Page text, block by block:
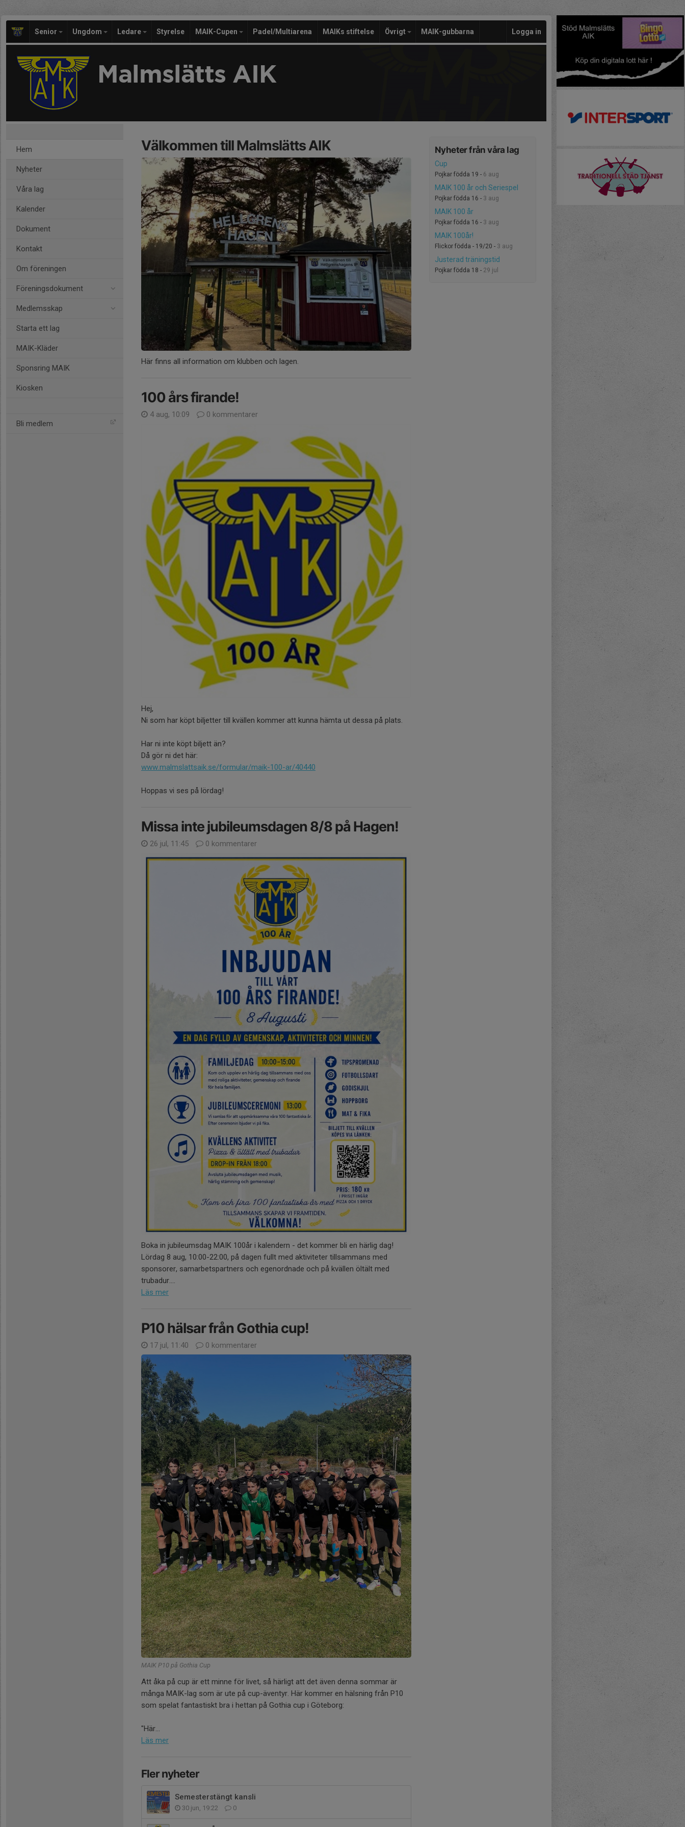
Senior Ungdom Ledare Styrelse MAIK-Cupen Padel/Multiarena MAIKs stiftelse Övrigt MAIK-gubbarna Logga in
Malmslätts AIK
Hem
Nyheter
Våra lag
Kalender
Dokument
Kontakt
Om föreningen
Föreningsdokument
Medlemsskap
Starta ett lag
MAIK-Kläder
Sponsring MAIK
Kiosken
Bli medlem
Nyheter från våra lag
Cup
Pojkar födda 19 - 6 aug
MAIK 100 år och Seriespel
Pojkar födda 16 - 3 aug
MAIK 100 år
Pojkar födda 16 - 3 aug
MAIK 100år!
Flickor födda - 19/20 - 3 aug
Justerad träningstid
Pojkar födda 18 - 29 jul
Välkommen till Malmslätts AIK
Här finns all information om klubben och lagen.
100 års firande!
4 aug, 10:09 0 kommentarer
Hej,
Ni som har köpt biljetter till kvällen kommer att kunna hämta ut dessa på plats.
Har ni inte köpt biljett än?
Då gör ni det här:
www.malmslattsaik.se/formular/maik-100-ar/40440
Hoppas vi ses på lördag!
Missa inte jubileumsdagen 8/8 på Hagen!
26 jul, 11:45 0 kommentarer
Boka in jubileumsdag MAIK 100år i kalendern - det kommer bli en härlig dag!
Lördag 8 aug, 10:00-22:00, på dagen fullt med aktiviteter tillsammans med
sponsorer, samarbetspartners och egenordnade och på kvällen öltält med
trubadur....
Läs mer
P10 hälsar från Gothia cup!
17 jul, 11:40 0 kommentarer
MAIK P10 på Gothia Cup
Att åka på cup är ett minne för livet, så härligt att det även denna sommar är
många MAIK-lag som är ute på cup-äventyr. Här kommer en hälsning från P10
som spelat fantastiskt bra i hettan på Gothia cup i Göteborg:
"Här...
Läs mer
Fler nyheter
Semesterstängt kansli
30 jun, 19:22 0